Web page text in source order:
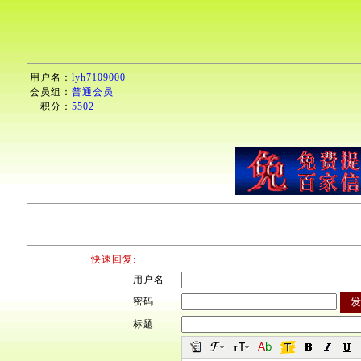
用户名： lyh7109000
会员组： 普通会员
积分： 5502
快速回复:
用户名
密码
标题